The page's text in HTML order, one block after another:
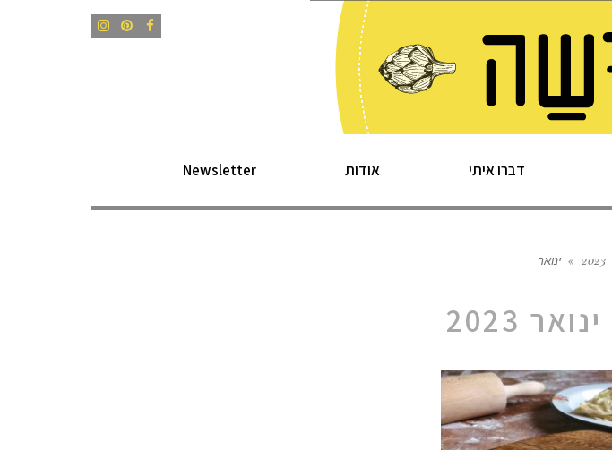
Facebook
Pinterest
Instagram
דברו איתי אודות Newsletter
2023
» ינואר
ינואר 2023